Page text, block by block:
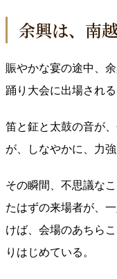
余興は、南
賑やかな宴の途中、
踊り大会に出場され
笛と鉦と太鼓の音が
が、しなやかに、力
その瞬間、不思議な
たはずの来場者が、
けば、会場のあちら
りはじめている。